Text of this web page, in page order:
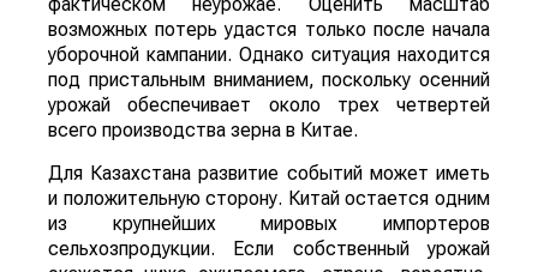
возможных потерь удастся только после начала
уборочной кампании. Однако ситуация находится
под пристальным вниманием, поскольку осенний
урожай обеспечивает около трех четвертей
всего производства зерна в Китае.
Для Казахстана развитие событий может иметь
и положительную сторону. Китай остается одним
из крупнейших мировых импортеров
сельхозпродукции. Если собственный урожай